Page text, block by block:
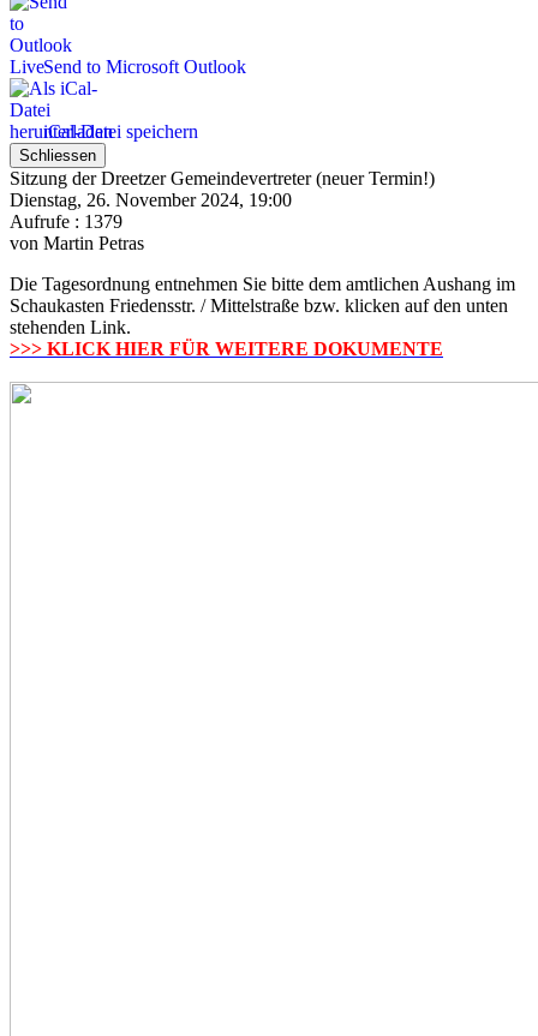
Send to Microsoft Outlook
iCal-Datei speichern
Schliessen
Sitzung der Dreetzer Gemeindevertreter (neuer Termin!)
Dienstag, 26. November 2024, 19:00
Aufrufe : 1379
von Martin Petras
Die Tagesordnung entnehmen Sie bitte dem amtlichen Aushang im
Schaukasten Friedensstr. / Mittelstraße bzw. klicken auf den unten
stehenden Link.
>>> KLICK HIER FÜR WEITERE DOKUMENTE